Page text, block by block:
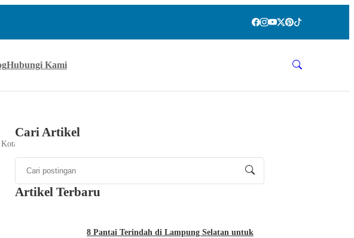
Hubungi Kami
Cari Artikel
Artikel Terbaru
8 Pantai Terindah di Lampung Selatan untuk